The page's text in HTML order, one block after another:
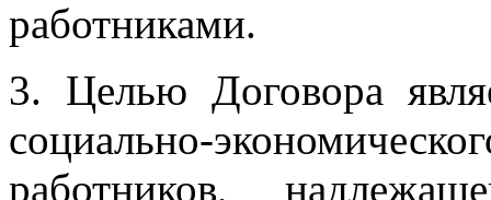
работниками.
3. Целью Договора
социально-
работников,